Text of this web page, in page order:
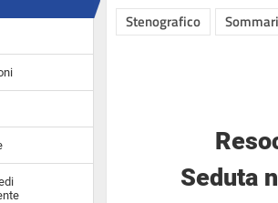
Stenografico
Seduta